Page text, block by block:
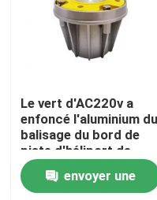
Projecteurs
Lumières actionnées
Voyant d'alarme
Le vert d'AC220v a
enfoncé l'aluminium du
balisage du bord de
piste d'héliport de
FATO 10W
envoyer une